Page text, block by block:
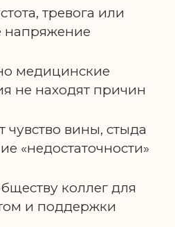
тревога или
напряжение
медицинские
не находят причин
чувство вины, стыда
«недостаточности»
коллег для
и поддержки